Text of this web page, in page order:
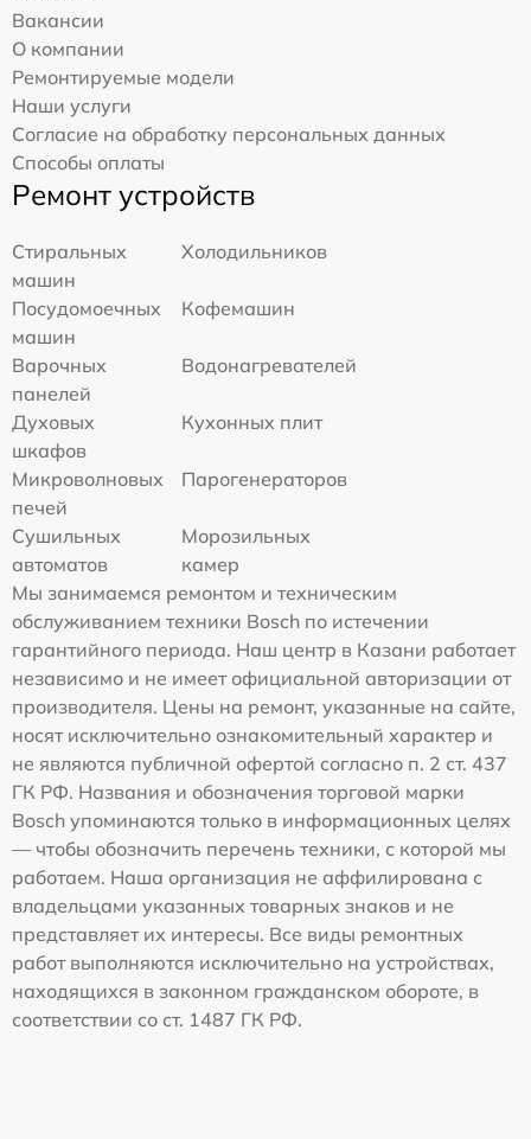
Вакансии
О компании
Ремонтируемые модели
Наши услуги
Согласие на обработку персональных данных
Способы оплаты
Ремонт устройств
Стиральных
машин
Холодильников
Посудомоечных
машин
Кофемашин
Варочных
панелей
Водонагревателей
Духовых
шкафов
Кухонных плит
Микроволновых
печей
Парогенераторов
Сушильных
автоматов
Морозильных
камер
Мы занимаемся ремонтом и техническим
обслуживанием техники Bosch по истечении
гарантийного периода. Наш центр в Казани работает
независимо и не имеет официальной авторизации от
производителя. Цены на ремонт, указанные на сайте,
носят исключительно ознакомительный характер и
не являются публичной офертой согласно п. 2 ст. 437
ГК РФ. Названия и обозначения торговой марки
Bosch упоминаются только в информационных целях
— чтобы обозначить перечень техники, с которой мы
работаем. Наша организация не аффилирована с
владельцами указанных товарных знаков и не
представляет их интересы. Все виды ремонтных
работ выполняются исключительно на устройствах,
находящихся в законном гражданском обороте, в
соответствии со ст. 1487 ГК РФ.